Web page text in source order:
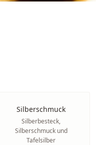
Silberschmuck
Silberbesteck,
Silberschmuck und
Tafelsilber